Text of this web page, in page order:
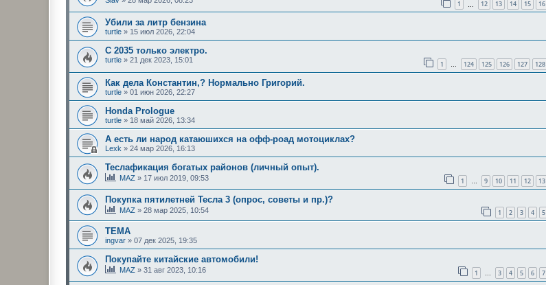
1 12 13 14 15 16
Убили за литр бензина
turtle » 15 июл 2026, 22:04
С 2035 только электро.
turtle » 21 дек 2023, 15:01 1 … 124 125 126 127 128
Как дела Константин,? Нормально Григорий.
turtle » 01 июн 2026, 22:27
Honda Prologue
turtle » 18 май 2026, 13:34
А есть ли народ катаюшихся на офф-роад мотоциклах?
Lexk » 24 мар 2026, 16:13
Теслафикация богатых районов (личный опыт).
MAZ » 17 июл 2019, 09:53 1 … 9 10 11 12 13
Покупка пятилетней Тесла 3 (опрос, советы и пр.)?
MAZ » 28 мар 2025, 10:54 1 2 3 4 5
ТЕМА
ingvar » 07 дек 2025, 19:35
Покупайте китайские автомобили!
MAZ » 31 авг 2023, 10:16 1 … 3 4 5 6 7